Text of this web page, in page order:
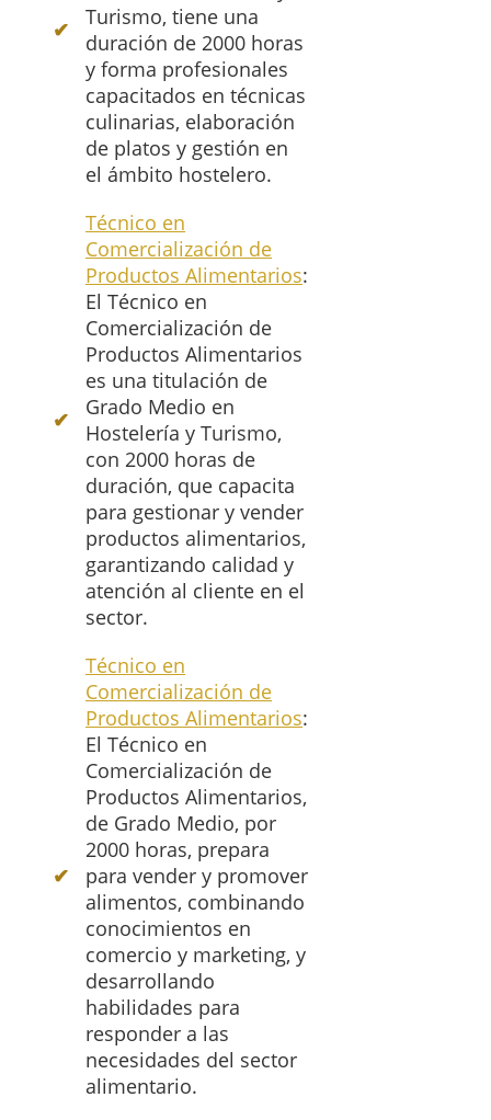
Turismo, tiene una
duración de 2000 horas
y forma profesionales
capacitados en técnicas
culinarias, elaboración
de platos y gestión en
el ámbito hostelero.
Técnico en
Comercialización de
Productos Alimentarios:
El Técnico en
Comercialización de
Productos Alimentarios
es una titulación de
Grado Medio en
Hostelería y Turismo,
con 2000 horas de
duración, que capacita
para gestionar y vender
productos alimentarios,
garantizando calidad y
atención al cliente en el
sector.
Técnico en
Comercialización de
Productos Alimentarios:
El Técnico en
Comercialización de
Productos Alimentarios,
de Grado Medio, por
2000 horas, prepara
para vender y promover
alimentos, combinando
conocimientos en
comercio y marketing, y
desarrollando
habilidades para
responder a las
necesidades del sector
alimentario.